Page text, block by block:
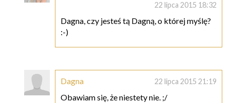
22 lipca 2015 18:32
Dagna, czy jesteś tą Dagną, o której myślę?
:-)
Dagna 22 lipca 2015 21:19
Obawiam się, że niestety nie. ;/